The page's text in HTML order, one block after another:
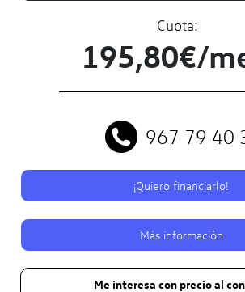
Cuota:
195,80€/
967 79 40
¡Quiero financiarlo!
Más información
Me interesa con precio al